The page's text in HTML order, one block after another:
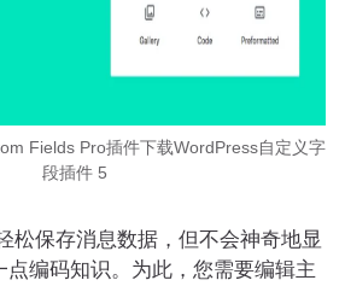
Fields Pro插件下载WordPress自定义字
段插件 5
保存消息数据，但不会神奇地显
点编码知识。为此，您需要编辑主